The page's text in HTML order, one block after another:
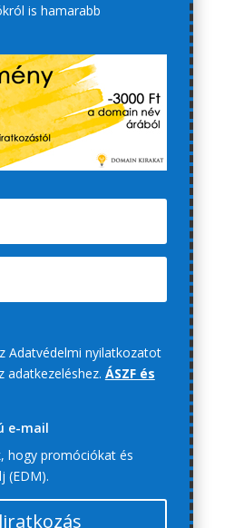
is hamarabb
Adatvédelmi nyilatkozatot
adatkezeléshez. ÁSZF és
e-mail
hogy promóciókat és
(EDM).